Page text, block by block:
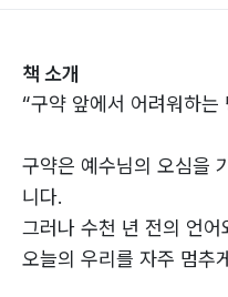
책 소개
“구약 앞에서 어려워하는
구약은 예수님의 오심을
니다.
그러나 수천 년 전의 언
오늘의 우리를 자주 멈추